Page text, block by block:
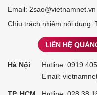
Email: 2sao@vietnamnet.vn
Chịu trách nhiệm nội dung:
LIÊN HỆ
Hà Nội Hotline: 0919
Email: